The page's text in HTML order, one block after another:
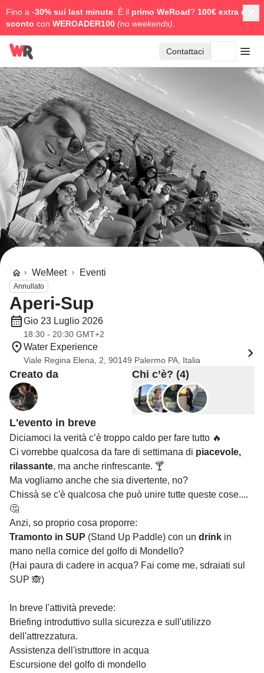
Fino a -30% sui last minute . È il primo WeRoad? 100€ extra di
sconto con WEROADER100 (no weekends).
Contattaci
WeMeet Eventi
Annullato
Aperi-Sup
Gio 23 Luglio 2026
18:30 - 20:30 GMT+2
Water Experience
Viale Regina Elena, 2, 90149 Palermo PA, Italia
Creato da Chi c’è? (4)
L'evento in breve
Diciamoci la verità c’è troppo caldo per fare tutto 🔥
Ci vorrebbe qualcosa da fare di settimana di piacevole,
rilassante, ma anche rinfrescante. 🍸
Ma vogliamo anche che sia divertente, no?
Chissà se c'è qualcosa che può unire tutte queste cose....
🤔
Anzi, so proprio cosa proporre:
Tramonto in SUP (Stand Up Paddle) con un drink in
mano nella cornice del golfo di Mondello?
(Hai paura di cadere in acqua? Fai come me, sdraiati sul
SUP 🙈)
In breve l'attività prevede:
⁠Briefing introduttivo sulla sicurezza e sull'utilizzo
dell'attrezzatura.
⁠Assistenza dell'istruttore in acqua
Escursione del golfo di mondello